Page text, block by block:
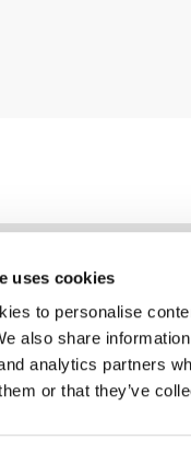
uses cookies
to personalise
also share
analytics partners
or that they’ve